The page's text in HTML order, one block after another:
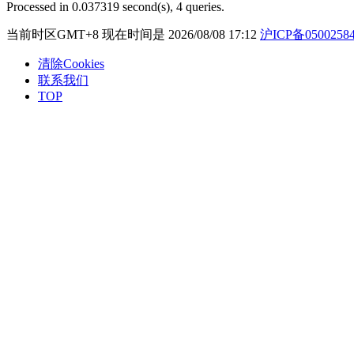
Processed in 0.037319 second(s), 4 queries.
当前时区GMT+8 现在时间是 2026/08/08 17:12 沪ICP备
清除Cookies
联系我们
TOP